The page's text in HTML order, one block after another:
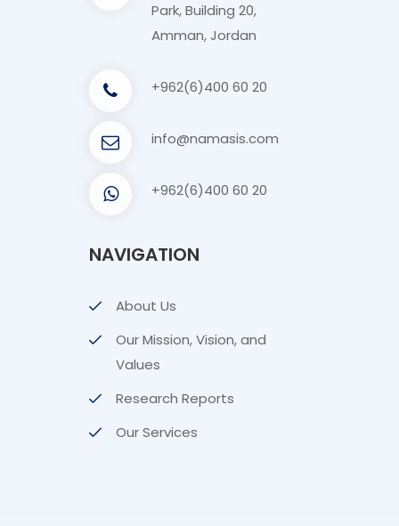
Park, Building 20,
Amman, Jordan
+962(6)400 60 20
info@namasis.com
+962(6)400 60 20
NAVIGATION
About Us
Our Mission, Vision, and
Values
Research Reports
Our Services